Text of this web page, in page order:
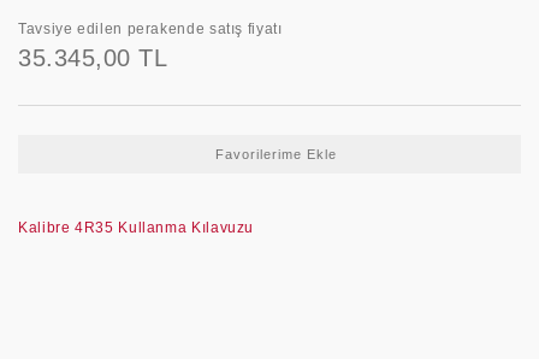
Tavsiye edilen perakende satış fiyatı
35.345,00 TL
Kalibre 4R35 Kullanma Kılavuzu